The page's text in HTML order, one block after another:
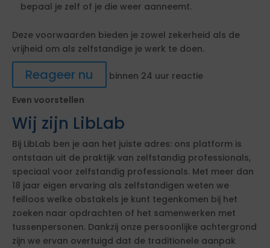
bepaal je zelf of je die weer aanneemt.
Deze voorwaarden bieden je zowel zekerheid als de
vrijheid om als zelfstandige je werk te doen.
Reageer nu
binnen 24 uur reactie
Even voorstellen
Wij zijn LibLab
Bij LibLab ben je aan het juiste adres: ons platform is
ontstaan uit de praktijk van zelfstandig professionals,
speciaal voor zelfstandig professionals. Met meer dan
18 jaar eigen ervaring als zelfstandigen weten we
feilloos welke obstakels je kunt tegenkomen bij het
zoeken naar opdrachten of het samenwerken met
tussenpersonen. Dankzij onze persoonlijke achtergrond
zijn we ervan overtuigd dat de traditionele aanpak